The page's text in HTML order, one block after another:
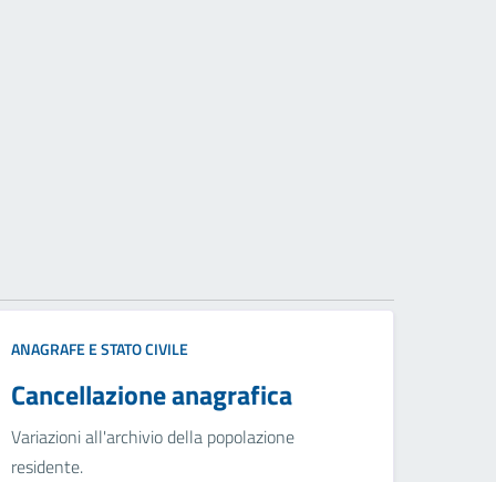
ANAGRAFE E STATO CIVILE
Cancellazione anagrafica
Variazioni all'archivio della popolazione
residente.